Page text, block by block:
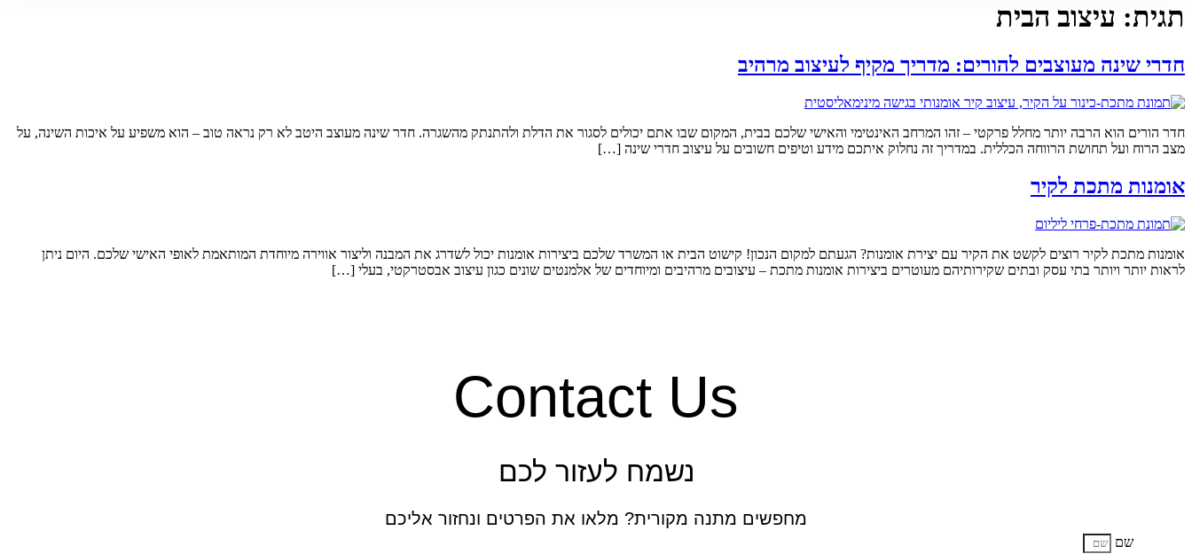
תגית: עיצוב הבית
חדרי שינה מעוצבים להורים: מדריך מקיף לעיצוב מרהיב
חדר הורים הוא הרבה יותר מחלל פרקטי – זהו המרחב האינטימי והאישי שלכם בבית, המקום שבו אתם יכולים לסגור את הדלת ולהתנתק מהשגרה. חדר שינה מעוצב היטב לא רק נראה טוב – הוא משפיע על איכות השינה, על
מצב הרוח ועל תחושת הרווחה הכללית. במדריך זה נחלוק איתכם מידע וטיפים חשובים על עיצוב חדרי שינה […]
אומנות מתכת לקיר
אומנות מתכת לקיר רוצים לקשט את הקיר עם יצירת אומנות? הגעתם למקום הנכון! קישוט הבית או המשרד שלכם ביצירות אומנות יכול לשדרג את המבנה וליצור אווירה מיוחדת המותאמת לאופי האישי שלכם. היום ניתן
לראות יותר ויותר בתי עסק ובתים שקירותיהם מעוטרים ביצירות אומנות מתכת – עיצובים מרהיבים ומיוחדים של אלמנטים שונים כגון עיצוב אבסטרקטי, בעלי […]
Contact Us
נשמח לעזור לכם
מחפשים מתנה מקורית? מלאו את הפרטים ונחזור אליכם
שם